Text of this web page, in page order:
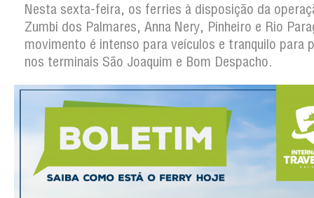
Nesta sexta-feira, os ferries à disposição da
Zumbi dos Palmares, Anna Nery, Pinheiro e Rio
movimento é intenso para veículos e tranquilo para
nos terminais São Joaquim e Bom Despacho.